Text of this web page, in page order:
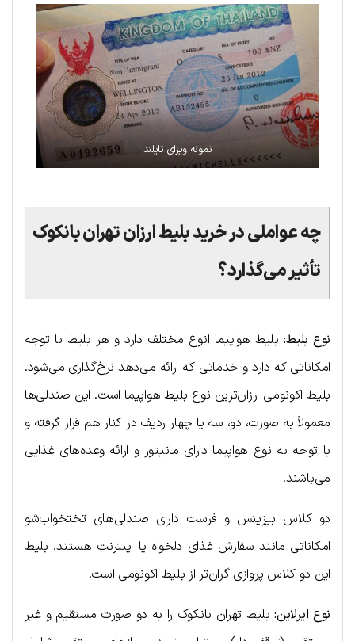
نمونه ویزای تایلند
چه عواملی در خرید بلیط ارزان تهران بانکوک
تأثیر می‌گذارد؟
نوع بلیط:بلیط هواپیما انواع مختلف دارد و هر بلیط با توجه
امکاناتی که دارد و خدماتی که ارائه می‌دهد نرخ‌گذاری می‌شود.
بلیط اکونومی ارزان‌ترین نوع بلیط هواپیما است. این صندلی‌ها
معمولاً به صورت، دو، سه یا چهار ردیف در کنار هم قرار گرفته و
با توجه به نوع هواپیما دارای مانیتور و ارائه وعده‌های غذایی
می‌باشند.
دو کلاس بیزینس و فرست دارای صندلی‌های تختخواب‌شو
امکاناتی مانند سفارش غذای دلخواه یا اینترنت هستند. بلیط
این دو کلاس پروازی گران‌تر از بلیط اکونومی است.
نوع ایرلاین:بلیط تهران بانکوک را به دو صورت مستقیم و غیر